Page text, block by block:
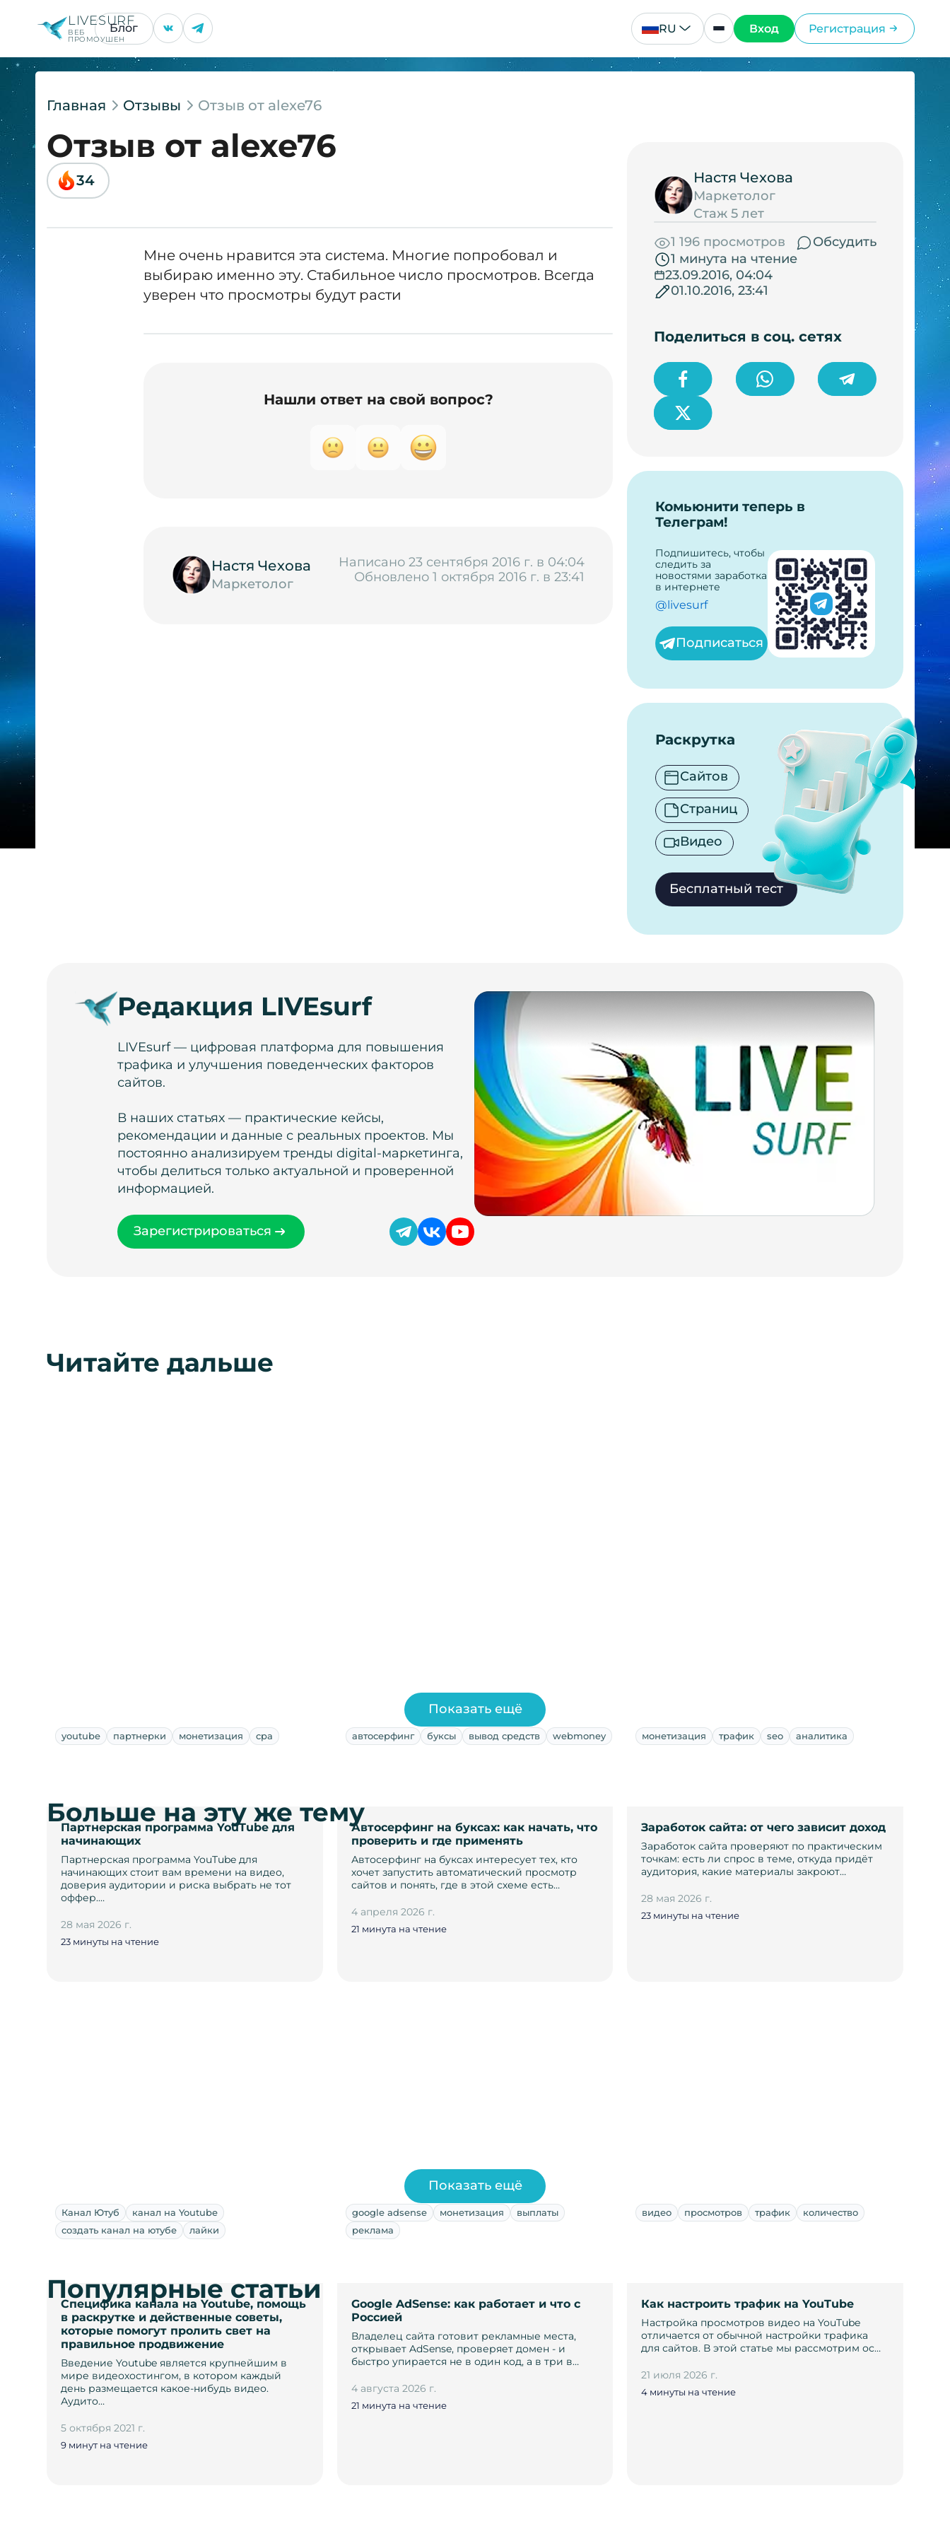
LIVESURF
ВЕБ
ПРОМОУШЕН
Блог RU Вход Регистрация
Главная Отзывы Отзыв от alexe76
Отзыв от alexe76
34
Мне очень нравится эта система. Многие попробовал и
выбираю именно эту. Стабильное число просмотров. Всегда
уверен что просмотры будут расти
Нашли ответ на свой вопрос?
Настя Чехова
Маркетолог
Написано 23 сентября 2016 г. в 04:04
Обновлено 1 октября 2016 г. в 23:41
Настя Чехова
Маркетолог
Стаж 5 лет
1 196 просмотров
Обсудить
1 минута на чтение
23.09.2016, 04:04
01.10.2016, 23:41
Поделиться в соц. сетях
Комьюнити теперь в
Телеграм!
Подпишитесь, чтобы
следить за
новостями заработка
в интернете
@livesurf
Подписаться
Раскрутка
Сайтов
Страниц
Видео
Бесплатный тест
Редакция LIVEsurf
LIVEsurf — цифровая платформа для повышения
трафика и улучшения поведенческих факторов
сайтов.
В наших статьях — практические кейсы,
рекомендации и данные с реальных проектов. Мы
постоянно анализируем тренды digital-маркетинга,
чтобы делиться только актуальной и проверенной
информацией.
Зарегистрироваться
Читайте дальше
youtube партнерки монетизация cpa
Партнерская программа YouTube для
начинающих
Партнерская программа YouTube для
начинающих стоит вам времени на видео,
доверия аудитории и риска выбрать не тот
оффер.…
28 мая 2026 г.
23 минуты на чтение
автосерфинг буксы вывод средств webmoney
Автосерфинг на буксах: как начать, что
проверить и где применять
Автосерфинг на буксах интересует тех, кто
хочет запустить автоматический просмотр
сайтов и понять, где в этой схеме есть…
4 апреля 2026 г.
21 минута на чтение
монетизация трафик seo аналитика
Заработок сайта: от чего зависит доход
Заработок сайта проверяют по практическим
точкам: есть ли спрос в теме, откуда придёт
аудитория, какие материалы закроют…
28 мая 2026 г.
23 минуты на чтение
Показать ещё
Больше на эту же тему
Канал Ютуб
канал на Youtube
создать канал на ютубе
лайки
Специфика канала на Youtube, помощь
в раскрутке и действенные советы,
которые помогут пролить свет на
правильное продвижение
Введение Youtube является крупнейшим в
мире видеохостингом, в котором каждый
день размещается какое-нибудь видео.
Аудито…
5 октября 2021 г.
9 минут на чтение
google adsense монетизация
выплаты
реклама
Google AdSense: как работает и что с
Россией
Владелец сайта готовит рекламные места,
открывает AdSense, проверяет домен - и
быстро упирается не в один код, а в три в…
4 августа 2026 г.
21 минута на чтение
видео просмотров трафик количество
Как настроить трафик на YouTube
Настройка просмотров видео на YouTube
отличается от обычной настройки трафика
для сайтов. В этой статье мы рассмотрим ос…
21 июля 2026 г.
4 минуты на чтение
Показать ещё
Популярные статьи